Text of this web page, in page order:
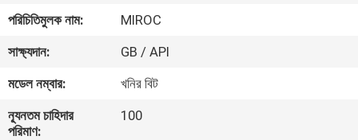
আমাদের
সম্পর্কে
কারখানা
ভ্রমণ
পরিচিতিমুলক নাম:
MIROC
সাক্ষ্যদান:
GB / API
মডেল নম্বার:
খনির বিট
ন্যূনতম চাহিদার
পরিমাণ:
100